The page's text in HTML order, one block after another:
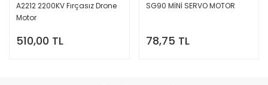
A2212 2200KV Fırçasız Drone
Motor
510,00 TL
SG90 MİNİ SERVO MOTOR
78,75 TL